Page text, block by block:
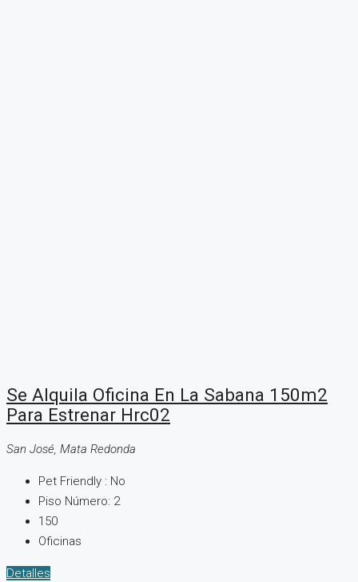
Se Alquila Oficina En La Sabana 150m2
Para Estrenar Hrc02
San José, Mata Redonda
Pet Friendly : No
Piso Número: 2
150
Oficinas
Detalles